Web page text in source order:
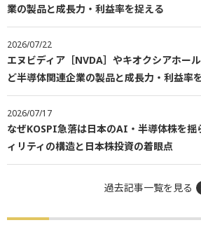
業の製品と成長力・利益率を捉える
2026/07/22
エヌビディア［NVDA］やキオクシアホー
ど半導体関連企業の製品と成長力・利益率
2026/07/17
なぜKOSPI急落は日本のAI・半導体株を揺
ィリティの構造と日本株投資の着眼点
過去記事一覧を見る